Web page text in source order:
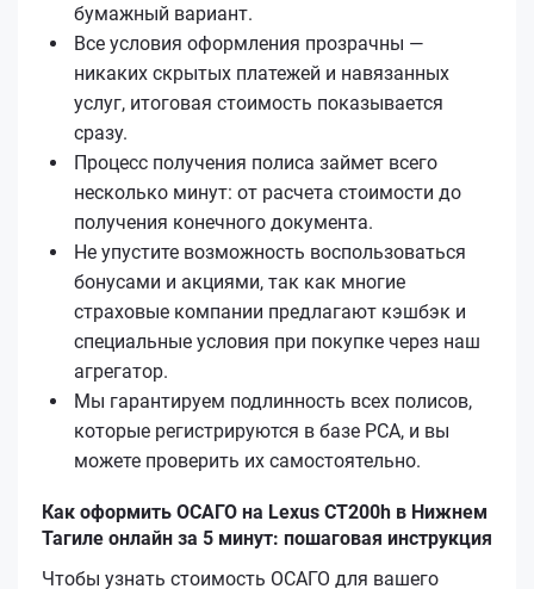
бумажный вариант.
Все условия оформления прозрачны —
никаких скрытых платежей и навязанных
услуг, итоговая стоимость показывается
сразу.
Процесс получения полиса займет всего
несколько минут: от расчета стоимости до
получения конечного документа.
Не упустите возможность воспользоваться
бонусами и акциями, так как многие
страховые компании предлагают кэшбэк и
специальные условия при покупке через наш
агрегатор.
Мы гарантируем подлинность всех полисов,
которые регистрируются в базе РСА, и вы
можете проверить их самостоятельно.
Как оформить ОСАГО на Lexus CT200h в Нижнем
Тагиле онлайн за 5 минут: пошаговая инструкция
Чтобы узнать стоимость ОСАГО для вашего